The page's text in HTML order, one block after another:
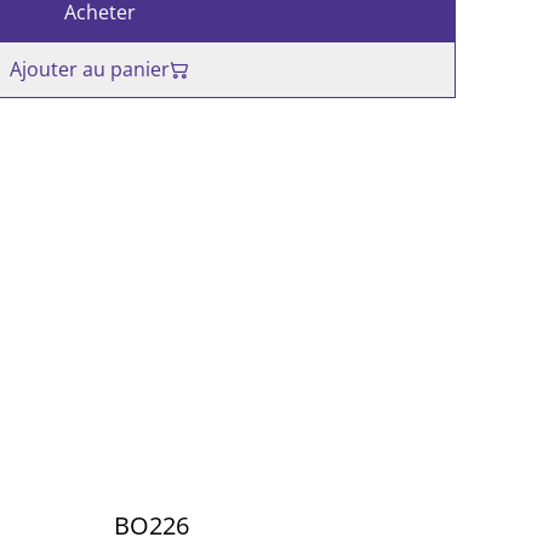
Acheter
Ajouter au panier
BO226